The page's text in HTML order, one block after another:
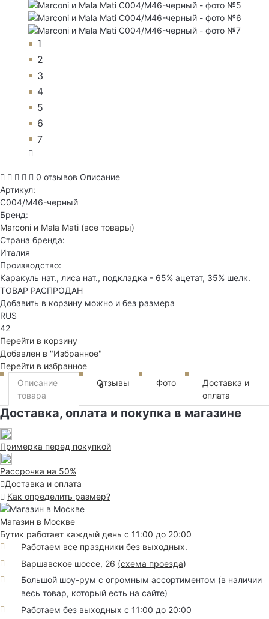
1
2
3
4
5
6
7
0 отзывов Описание
Артикул:
C004/M46-черный
Бренд:
Marconi и Mala Mati (все товары)
Страна бренда:
Италия
Производство:
Каракуль нат., лиса нат., подкладка - 65% ацетат, 35% шелк.
ТОВАР РАСПРОДАН
Добавить в корзину можно и без размера
RUS
42
Перейти в корзину
Добавлен в "Избранное"
Перейти в избранное
Описание
товара
Отзывы
0 Фото
Доставка и
оплата
Доставка, оплата и покупка в магазине
Примерка перед покупкой
Рассрочка на 50%
Доставка и оплата
Как определить размер?
Магазин в Москве
Бутик работает каждый день с 11:00 до 20:00
Работаем все праздники без выходных.
Варшавское шоссе, 26 (схема проезда)
Большой шоу-рум с огромным ассортиментом (в наличии
весь товар, который есть на сайте)
Работаем без выходных с 11:00 до 20:00